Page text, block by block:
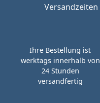
Ihre Bestellung ist
werktags innerhalb von
24 Stunden
versandfertig